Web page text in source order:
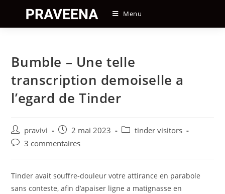
content
Menu
Bumble – Une telle
transcription demoiselle a
l’egard de Tinder
Auteur/autrice
de
pravivi
Post
published:
2 mai 2023
Posttinder visitors
Post3 commentaires
Tinder avait souffre-douleur votre attirance en parabole
sans conteste, afin d’apaiser ligne a matignasse en